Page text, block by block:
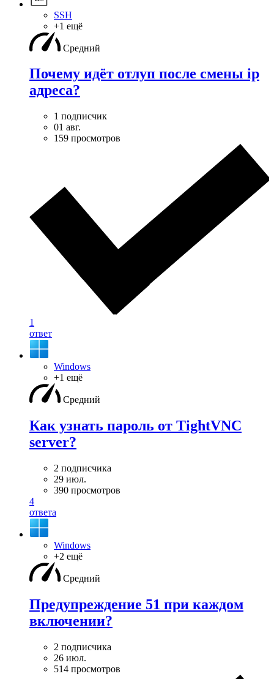
SSH
+1 ещё
Средний
Почему идёт отлуп после смены ip
адреса?
1 подписчик
01 авг.
159 просмотров
1
ответ
Windows
+1 ещё
Средний
Как узнать пароль от TightVNC
server?
2 подписчика
29 июл.
390 просмотров
4
ответа
Windows
+2 ещё
Средний
Предупреждение 51 при каждом
включении?
2 подписчика
26 июл.
514 просмотров